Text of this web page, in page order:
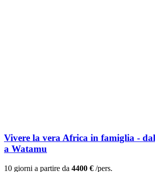
Vivere la vera Africa in famiglia -
a Watamu
10 giorni a partire da 4400 € /pers.